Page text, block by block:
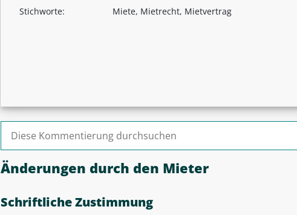
Stichworte:
Miete, Mietrecht, Mietvertrag
Suchen nach:
Änderungen durch den Mieter
Schriftliche Zustimmung